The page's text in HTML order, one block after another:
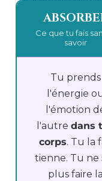
Ce que tu fais
savoir
Tu prends
l'énergie
l'émotion
l'autre dans
corps. Tu la
tienne. Tu ne
plus faire la